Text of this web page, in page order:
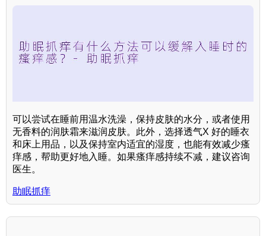
可以尝试在睡前用温水洗澡，保持皮肤的水分，或者使用
无香料的润肤霜来滋润皮肤。此外，选择透气X 好的睡衣
和床上用品，以及保持室内适宜的湿度，也能有效减少瘙
痒感，帮助更好地入睡。如果瘙痒感持续不减，建议咨询
医生。
助眠抓痒